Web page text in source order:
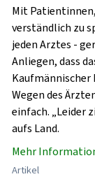
Mit
verständlich zu
jeden Arztes -
Anliegen, dass
Kaufmännischer
Wegen des
einfach. „Leider
aufs Land.
Mehr
Artikel